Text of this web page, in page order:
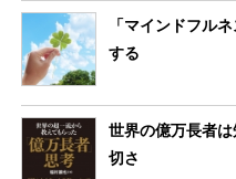
「マインドフル
する
世界の億万長者
切さ